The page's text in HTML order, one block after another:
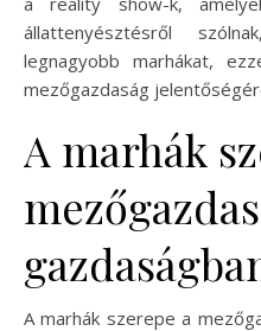
állattenyésztésről
legnagyobb marhákat,
mezőgazdaság
A marhák
A marhák szerepe a